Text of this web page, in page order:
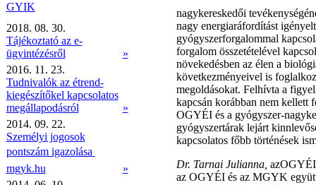
GYIK
2018. 08. 30.
Tájékoztató az e-
ügyintézésről
»
2016. 11. 23.
Tudnivalók az étrend-
kiegészítőkel kapcsolatos
megállapodásról
»
2014. 09. 22.
Személyi jogosok
pontszám igazolása 
mgyk.hu
»
nagykereskedői
nagy energiaráfordítást
gyógyszerforgalommal
forgalom összetételével
növekedésben az élen a
következményeivel is
megoldásokat. Felhívta a
kapcsán korábban nem kellett
OGYÉI és a gyógyszer-
gyógyszertárak lejárt
kapcsolatos főbb történések
Dr. Tarnai Julianna,
az OGYÉI és az MGYK